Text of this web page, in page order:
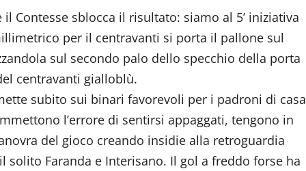
Contesse sblocca il risultato: siamo al 5’ iniziativa
per il centravanti si porta il pallone sul
sul secondo palo dello specchio della porta
centravanti gialloblù.
subito sui binari favorevoli per i padroni di casa
l’errore di sentirsi appaggati, tengono in
del gioco creando insidie alla retroguardia
solito Faranda e Interisano. Il gol a freddo forse ha